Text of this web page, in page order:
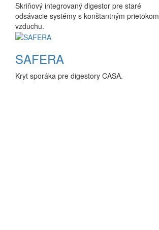
Skriňový integrovaný digestor pre staré
odsávacie systémy s konštantným prietokom
vzduchu.
SAFERA
Kryt sporáka pre digestory CASA.